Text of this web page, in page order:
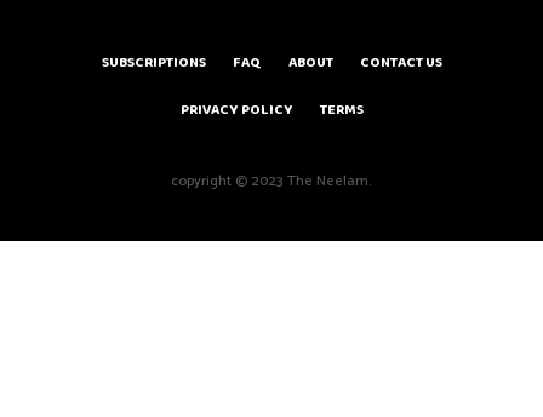
SUBSCRIPTIONS FAQ ABOUT CONTACT US
PRIVACY POLICY TERMS
copyright © 2023 The Neelam.